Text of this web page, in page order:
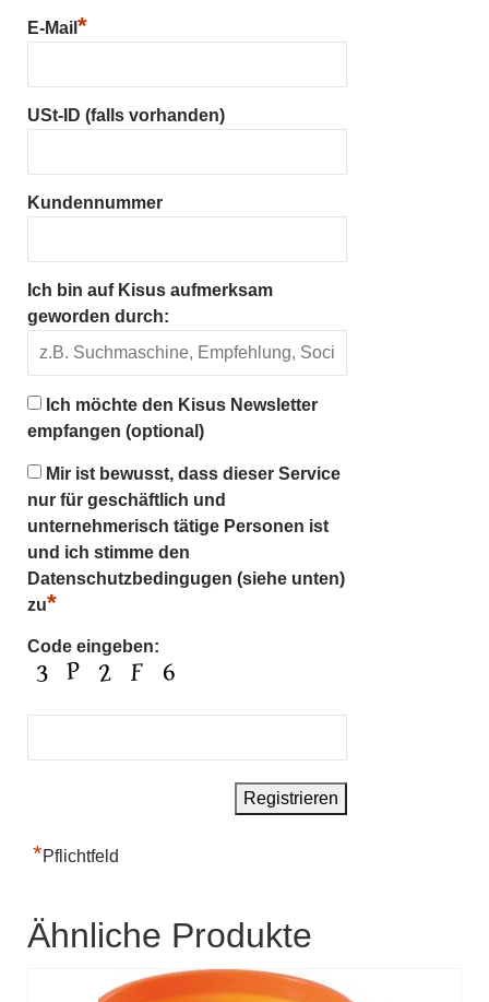
E-Mail *
USt-ID (falls vorhanden)
Kundennummer
Ich bin auf Kisus aufmerksam
geworden durch:
Ich möchte den Kisus Newsletter
empfangen (optional)
Mir ist bewusst, dass dieser Service
nur für geschäftlich und
unternehmerisch tätige Personen ist
und ich stimme den
Datenschutzbedingugen (siehe unten)
zu*
Code eingeben:
*Pflichtfeld
Ähnliche Produkte